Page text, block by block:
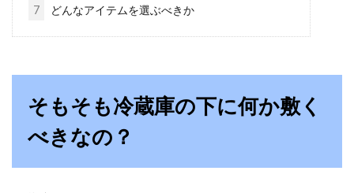
に置かれたままになっている・・・そんなこと
7 どんなアイテムを選ぶべきか
そもそも冷蔵庫の下に何か敷く
べきなの？